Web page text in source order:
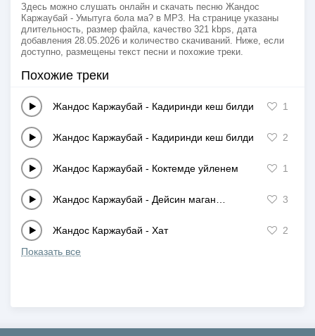
Здесь можно слушать онлайн и скачать песню Жандос
Каржаубай - Умытуга бола ма? в MP3. На странице указаны
длительность, размер файла, качество 321 kbps, дата
добавления 28.05.2026 и количество скачиваний. Ниже, если
доступно, размещены текст песни и похожие треки.
Похожие треки
Жандос Каржаубай - Кадиринди кеш билдим 1
Жандос Каржаубай - Кадиринди кеш билдим… 2
Жандос Каржаубай - Коктемде уйленем 1
Жандос Каржаубай - Дейсин маган… 3
Жандос Каржаубай - Хат
2
Показать все